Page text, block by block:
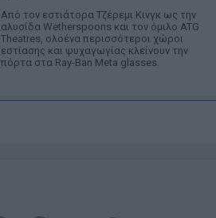
Από τον εστιάτορα Τζέρεμι Κινγκ ως την
αλυσίδα Wetherspoons και τον όμιλο ATG
Theatres, ολοένα περισσότεροι χώροι
εστίασης και ψυχαγωγίας κλείνουν την
πόρτα στα Ray-Ban Meta glasses.